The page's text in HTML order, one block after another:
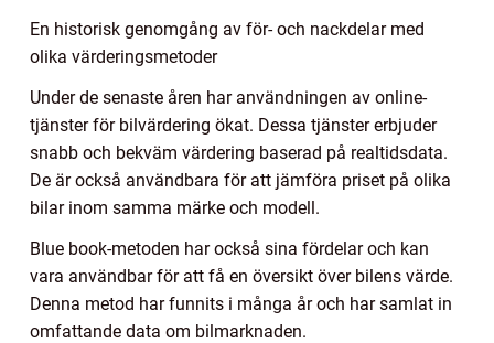
En historisk genomgång av för- och nackdelar med
olika värderingsmetoder
Under de senaste åren har användningen av online-
tjänster för bilvärdering ökat. Dessa tjänster erbjuder
snabb och bekväm värdering baserad på realtidsdata.
De är också användbara för att jämföra priset på olika
bilar inom samma märke och modell.
Blue book-metoden har också sina fördelar och kan
vara användbar för att få en översikt över bilens värde.
Denna metod har funnits i många år och har samlat in
omfattande data om bilmarknaden.